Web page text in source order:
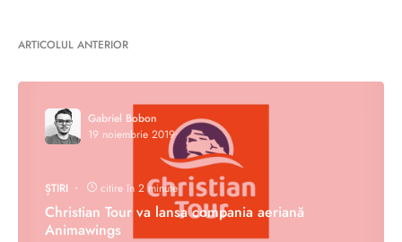
ARTICOLUL ANTERIOR
Gabriel Bobon
19 noiembrie 2019
ȘTIRI citire în 2 minute
Christian Tour va lansa compania aeriană
Animawings